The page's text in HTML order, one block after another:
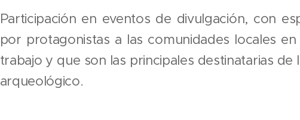
Participación en eventos de divulgación, con
por protagonistas a las comunidades locales
trabajo y que son las principales destinatarias
arqueológico.